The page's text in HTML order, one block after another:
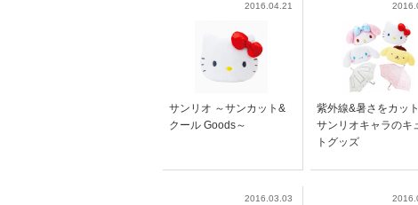
2016.04.21
サンリオ ～サンカット&
クール Goods～
紫外線&暑さをカッ
サンリオキャラのキ
トグッズ
2016.03.03